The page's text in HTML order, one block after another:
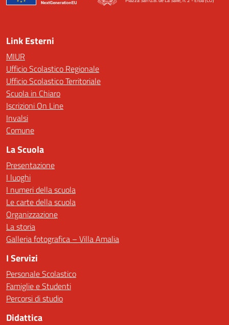
— Visita la pagina iniziale della scuola
Link Esterni
MIUR
Ufficio Scolastico Regionale
Ufficio Scolastico Territoriale
Scuola in Chiaro
Iscrizioni On Line
Invalsi
Comune
La Scuola
Presentazione
I luoghi
I numeri della scuola
Le carte della scuola
Organizzazione
La storia
Galleria fotografica – Villa Amalia
I Servizi
Personale Scolastico
Famiglie e Studenti
Percorsi di studio
Didattica